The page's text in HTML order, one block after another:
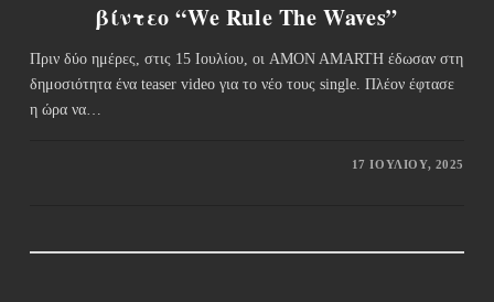
βίντεο “We Rule The Waves”
Πριν δύο ημέρες, στις 15 Ιουλίου, οι AMON AMARTH έδωσαν στη
δημοσιότητα ένα teaser video για το νέο τους single. Πλέον έφτασε
η ώρα να…
17 ΙΟΥΛΊΟΥ, 2025